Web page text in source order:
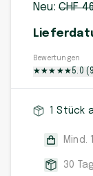
Neu:CHF
Bewertungen
★★★ ★★5.0 ( 9
1 Stück
Mind.
30